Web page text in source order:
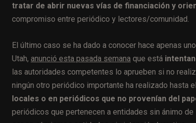
tratar de abrir nuevas vías de financiación y
compromiso entre periódico y lectores/comunidad.
El último caso se ha dado a conocer hace apenas
Utah, anunció esta pasada semana que está
las autoridades competentes lo aprueben si no
ningún otro periódico importante ha realizado hasta
locales o en periódicos que no provenían del
periódicos que pertenecen a entidades sin ánimo